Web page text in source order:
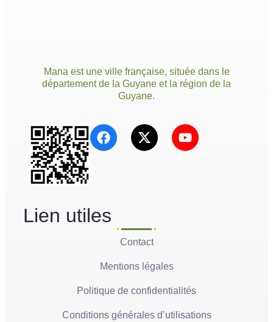
Mana est une ville française, située dans le
département de la Guyane et la région de la
Guyane.
Lien utiles
Contact
Mentions légales
Politique de confidentialités
Conditions générales d’utilisations